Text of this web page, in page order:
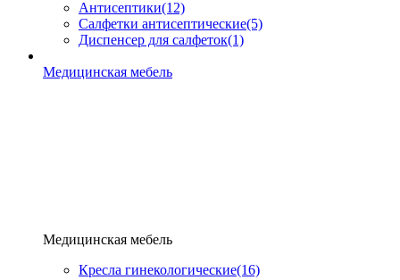
Антисептики(12)
Салфетки антисептические(5)
Диспенсер для салфеток(1)
Медицинская мебель
Медицинская мебель
Кресла гинекологические(16)